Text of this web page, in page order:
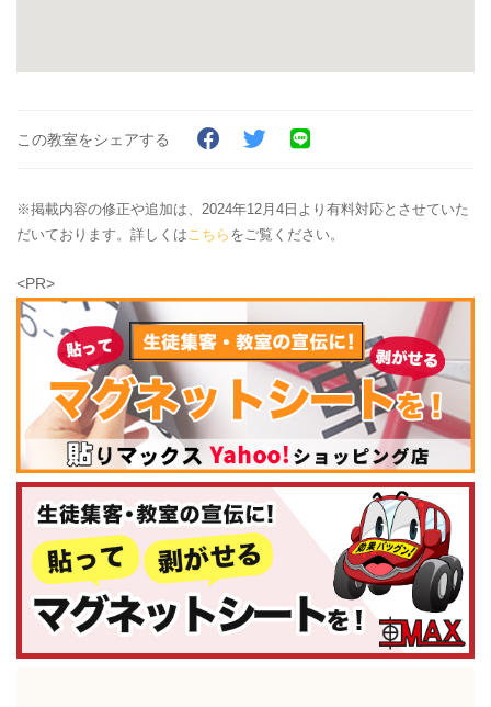
この教室をシェアする
※掲載内容の修正や追加は、2024年12月4日より有料対応とさせていた
だいております。詳しくはこちら をご覧ください。
<PR>